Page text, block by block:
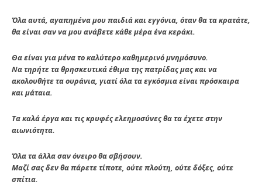
Όλα αυτά, αγαπημένα μου παιδιά και εγγόνια, όταν θα τα κρατάτε,
θα είναι σαν να μου ανάβετε κάθε μέρα ένα κεράκι.
Θα είναι για μένα το καλύτερο καθημερινό μνημόσυνο.
Να τηρήτε τα θρησκευτικά έθιμα της πατρίδας μας και να
ακολουθήτε τα ουράνια, γιατί όλα τα εγκόσμια είναι πρόσκαιρα
και μάταια.
Τα καλά έργα και τις κρυφές ελεημοσύνες θα τα έχετε στην
αιωνιότητα.
Όλα τα άλλα σαν όνειρο θα σβήσουν.
Μαζί σας δεν θα πάρετε τίποτε, ούτε πλούτη, ούτε δόξες, ούτε
σπίτια.